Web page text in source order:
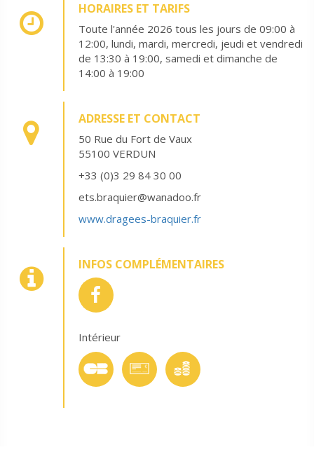
HORAIRES ET TARIFS
Toute l'année 2026 tous les jours de 09:00 à
12:00, lundi, mardi, mercredi, jeudi et vendredi
de 13:30 à 19:00, samedi et dimanche de
14:00 à 19:00
ADRESSE ET CONTACT
50 Rue du Fort de Vaux
55100 VERDUN
+33 (0)3 29 84 30 00
ets.braquier@wanadoo.fr
www.dragees-braquier.fr
INFOS COMPLÉMENTAIRES
Intérieur